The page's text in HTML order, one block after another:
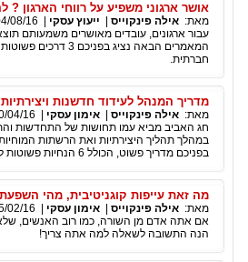
אושר ארגוני משפיע על רווחי הארגון ?
מאת: אילה פינקוייס ייעוץ עסקי 08/16
עבור ארגונים, עובדים מאושרים משמעותם
המאמרים הבאה
חברתית.
מדריך המנהל לעידוד חדשנות
מאת: אילה פינקוייס אימון עסקי 04/16
חג האביב מביא עמו תחושות של התחדשות
במהלך תהליך היצירתיות ואת הרשתות
בפניכם מדריך פשוט, הכולל 6 הנחיות פשוטות להגברת יצירתיות ועידוד החדשנות בארגונכם
מה זאת עייפות קוגניטיבית, מהי
מאת: אילה פינקוייס אימון עסקי 02/16
אם אתה אדם מן השורה, כמו רוב האנשים,
הנה התשובה לשאלה למה אתה צריך!